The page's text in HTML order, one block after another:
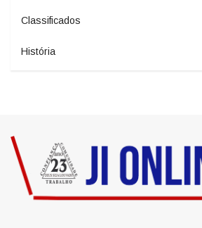
Politica
Esportes